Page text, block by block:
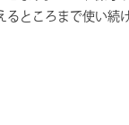
るところまで使い続